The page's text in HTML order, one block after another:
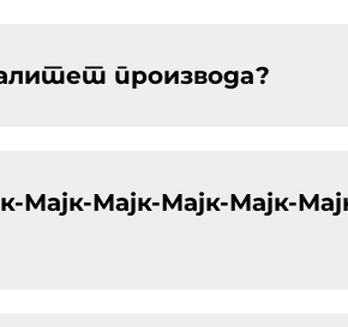
производа?
Мајк-Мајк-Мајк-Мајк-